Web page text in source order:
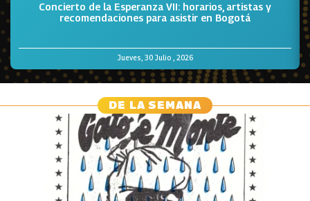
Jueves, 30 Julio , 2026
Concierto de la Esperanza VII: horarios, artistas y
recomendaciones para asistir en Bogotá
DE LA SEMANA